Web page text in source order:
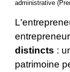
administrative
distincts :
patrimoine